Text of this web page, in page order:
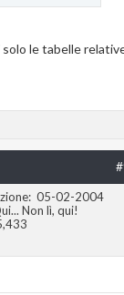
solo le tabelle
05-02-2004
Non lì, qui!